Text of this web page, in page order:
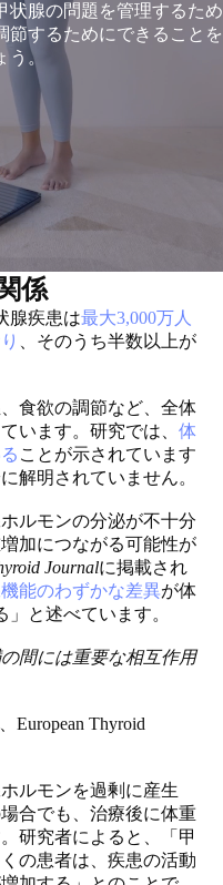
状腺の問題を管理するため
節するためにできることを
。
係
腺疾患は最大3,000万人
、そのうち半数以上が
食欲の調節など、全体
います。研究では、 体
ことが示されています
解明されていません。
ルモンの分泌が不十分
加につながる可能性が
Journalに掲載され
能のわずかな差異が体
と述べています。
間には重要な相互作用
European Thyroid
ホルモンを過剰に産生
合でも、治療後に体重
研究者によると、「甲
の患者は、疾患の活動